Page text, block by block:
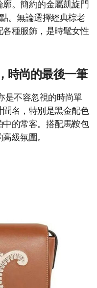
。簡約的金屬凱旋門
。無論選擇經典棕老
種服飾，是時髦女性
時尚的最後一筆
是不容忽視的時尚單
名，特別是黑金配色
的常客。搭配馬鞍包
級氛圍。